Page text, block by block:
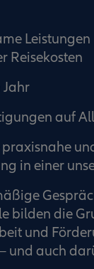
Leistungen
Reisekosten
Jahr
auf
praxisnahe
in einer
bilden die
und
und auch